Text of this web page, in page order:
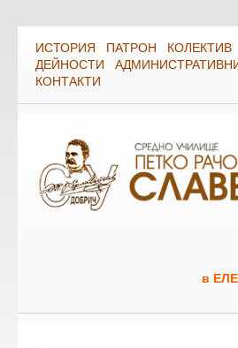
ИСТОРИЯ ПАТРОН КОЛЕКТИВ
ДЕЙНОСТИ
КОНТАКТИ
в